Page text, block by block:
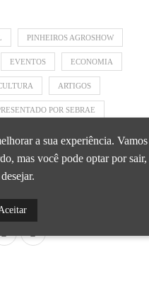
PINHEIROS AGROSHOW
EVENTOS ECONOMIA
ARTIGOS
POR SEBRAE
a sua experiência. Vamos
mas você pode optar por sair,